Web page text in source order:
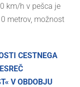
km/h v pešca je
metrov, možnost
CESTNEGA
V OBDOBJU